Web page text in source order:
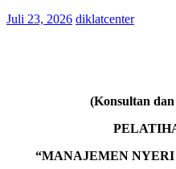
Juli 23, 2026 diklatcenter
(Konsultan
“MANAJEMEN